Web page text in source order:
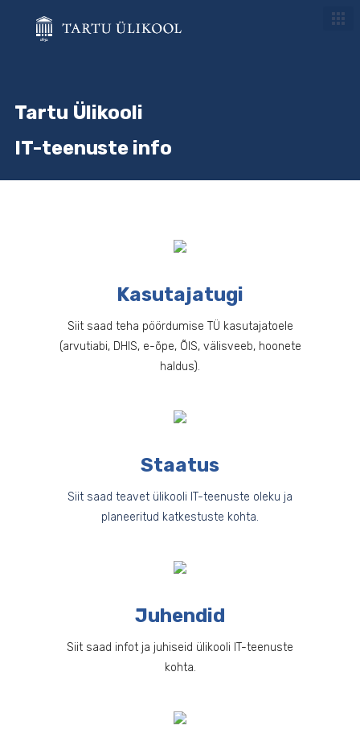
assistive.skiplink.to.action.menu
assistive.skiplink.to.quick.search
Tartu Ülikooli
IT-teenuste info
Kasutajatugi
Siit saad teha pöördumise TÜ kasutajatoele
(arvutiabi, DHIS, e-õpe, ÕIS, välisveeb, hoonete
haldus).
Staatus
Siit saad teavet ülikooli IT-teenuste oleku ja
planeeritud katkestuste kohta.
Juhendid
Siit saad infot ja juhiseid ülikooli IT-teenuste
kohta.